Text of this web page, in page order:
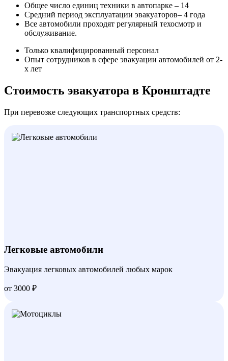
Общее число единиц техники в автопарке – 14
Средний период эксплуатации эвакуаторов– 4 года
Все автомобили проходят регулярный техосмотр и
обслуживание.
Только квалифицированный персонал
Опыт сотрудников в сфере эвакуации автомобилей от 2-
х лет
Стоимость эвакуатора в Кронштадте
При перевозке следующих транспортных средств:
Легковые автомобили
Эвакуация легковых автомобилей любых марок
от 3000 ₽